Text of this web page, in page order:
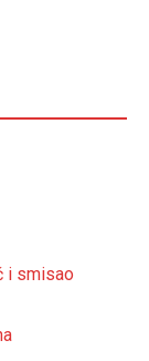
i smisao